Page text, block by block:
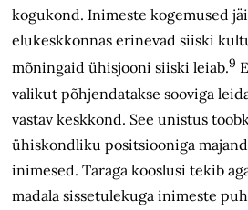
kogukond. Inimeste kogemused
elukeskkonnas erinevad siiski
mõningaid ühisjooni siiski leiab.9
valikut põhjendatakse soovi­ga
vastav keskkond. See unistus
ühiskondliku positsiooniga
inimesed. Taraga kooslusi tekib
madala sissetulekuga inimeste